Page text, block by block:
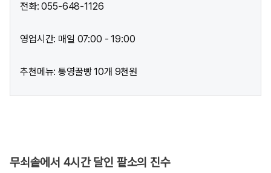
전화: 055-648-1126
영업시간: 매일 07:00 - 19:00
추천메뉴: 통영꿀빵 10개 9천원
무쇠솥에서 4시간 달인 팥소의 진수